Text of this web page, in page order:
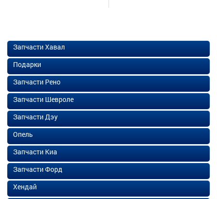
Запчасти Хавал
Подарки
Запчасти Рено
Запчасти Шевроле
Запчасти Дэу
Опель
Запчасти Киа
Запчасти Форд
Хендай